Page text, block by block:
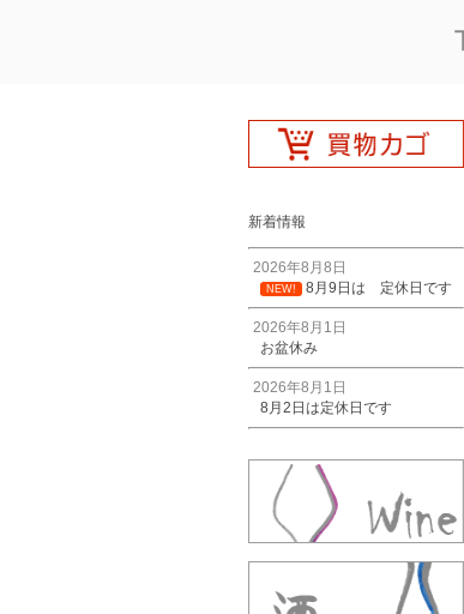
新着情報
2026年8月8日
NEW! 8月9日は 定休日です
2026年8月1日
お盆休み
2026年8月1日
8月2日は定休日です